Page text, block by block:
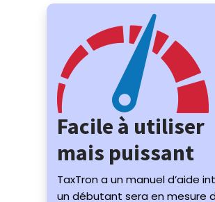
Facile à utiliser
mais puissant
TaxTron a un manuel d’aide
un débutant sera en mesure